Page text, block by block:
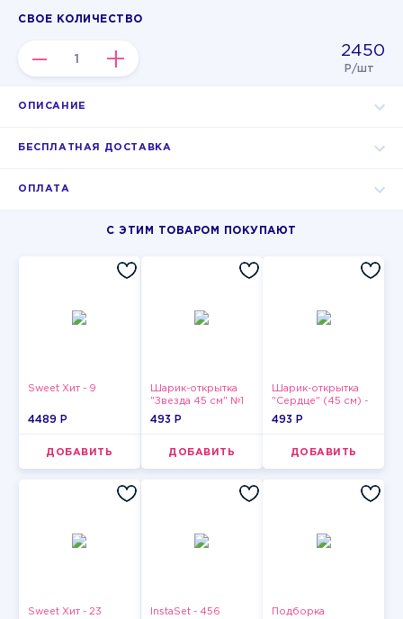
СВОЕ КОЛИЧЕСТВО
– + 2450
Р/шт
ОПИСАНИЕ
БЕСПЛАТНАЯ ДОСТАВКА
ОПЛАТА
С ЭТИМ ТОВАРОМ ПОКУПАЮТ
Sweet Хит - 9
4489 P
ДОБАВИТЬ
Шарик-открытка
"Звезда 45 см" №1
493 P
ДОБАВИТЬ
Шарик-открытка
"Сердце" (45 см) -
2
493 P
ДОБАВИТЬ
Sweet Хит - 23 InstaSet - 456
Подборка